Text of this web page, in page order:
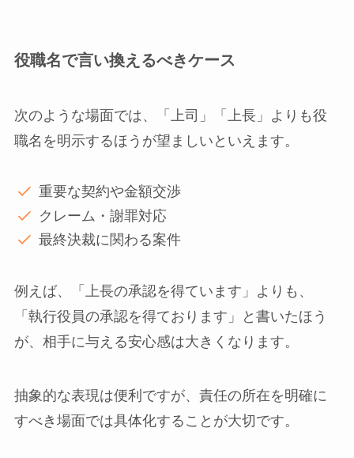
役職名で言い換えるべきケース
次のような場面では、「上司」「上長」よりも役
職名を明示するほうが望ましいといえます。
重要な契約や金額交渉
クレーム・謝罪対応
最終決裁に関わる案件
例えば、「上長の承認を得ています」よりも、
「執行役員の承認を得ております」と書いたほう
が、相手に与える安心感は大きくなります。
抽象的な表現は便利ですが、責任の所在を明確に
すべき場面では具体化することが大切です。